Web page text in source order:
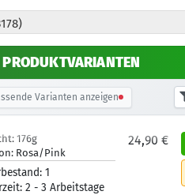
PRODUKTVARIANTEN
Varianten anzeigen
176g
Rosa/Pink
1
2 - 3 Arbeitstage
24,90 €